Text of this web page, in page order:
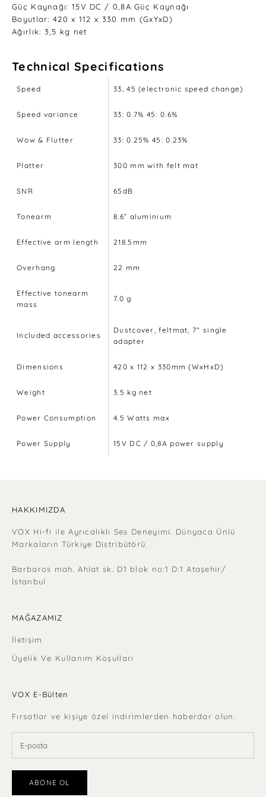
Güç Kaynağı: 15V DC / 0,8A Güç Kaynağı
Boyutlar: 420 x 112 x 330 mm (GxYxD)
Ağırlık: 3,5 kg net
Technical Specifications
Speed 33, 45 (electronic speed change)
Speed variance 33: 0.7% 45: 0.6%
Wow & Flutter 33: 0.25% 45: 0.23%
Platter 300 mm with felt mat
SNR 65dB
Tonearm 8.6” aluminium
Effective arm length 218.5mm
Overhang 22 mm
Effective tonearm
mass
7.0 g
Included accessories
Dustcover, feltmat, 7" single
adapter
Dimensions 420 x 112 x 330mm (WxHxD)
Weight 3.5 kg net
Power Consumption 4.5 Watts max
Power Supply 15V DC / 0,8A power supply
HAKKIMIZDA
VOX Hi-fi ile Ayrıcalıklı Ses Deneyimi. Dünyaca Ünlü
Markaların Türkiye Distribütörü.
Barbaros mah. Ahlat sk. D1 blok no:1 D:1 Ataşehir/
İstanbul
MAĞAZAMIZ
İletişim
Üyelik Ve Kullanım Koşulları
VOX E-Bülten
Fırsatlar ve kişiye özel indirimlerden haberdar olun.
ABONE OL